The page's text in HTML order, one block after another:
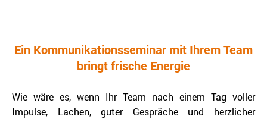
Ein Kommunikationsseminar mit Ihrem Team
bringt frische Energie
Wie wäre es, wenn Ihr Team nach einem Tag voller
Impulse, Lachen, guter Gespräche und herzlicher